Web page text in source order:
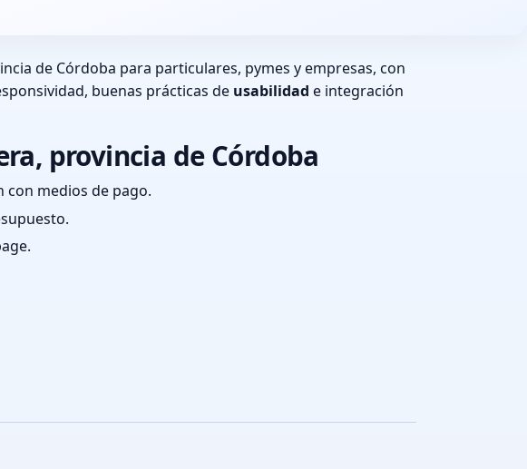
de Córdoba para particulares, pymes y empresas, con
buenas prácticas de usabilidad e integración
provincia de Córdoba
con medios de pago.